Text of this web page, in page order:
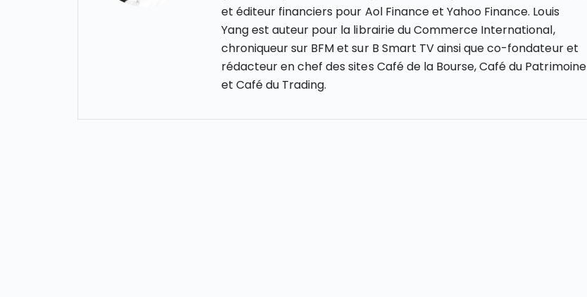
et éditeur financiers pour Aol Finance et Yahoo Finance. Louis
Yang est auteur pour la librairie du Commerce International,
chroniqueur sur BFM et sur B Smart TV ainsi que co-fondateur et
rédacteur en chef des sites Café de la Bourse, Café du Patrimoine
et Café du Trading.